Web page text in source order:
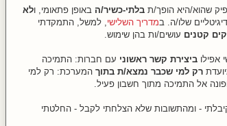
שהוא/היא הופך/ת בלתי-כשיר/ה באופן פתאומי, ולא
שלו/ה. במדריך השלישי, למשל, התמקדתי
קטנים עושים/ות בהן שימוש.
אפילו ביצירת קשר ראשוני עם חברות: התמיכה
רק למי שכבר נמצא/ת בתוך המערכת: רק למי
אל התמיכה מתוך חשבון פעיל.
- ומהתשובות שלא הצלחתי לקבל - החלטתי